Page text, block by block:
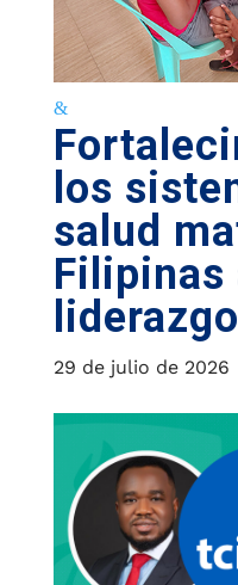
los
salud
Filipinas
29 de julio de 2026